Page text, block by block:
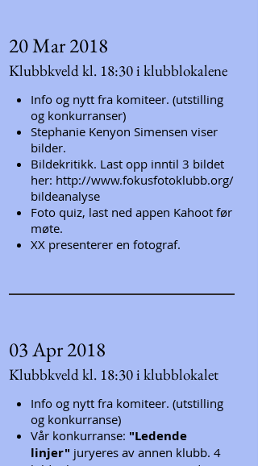
20 Mar 2018
Klubbkveld kl. 18:30 i klubblokalene
Info og nytt fra komiteer. (utstilling
og konkurranser)
Stephanie Kenyon Simensen viser
bilder.
Bildekritikk. Last opp inntil 3 bildet
her: http://www.fokusfotoklubb.org/
bildeanalyse
Foto quiz, last ned appen Kahoot før
møte.
XX presenterer en fotograf.
03 Apr 2018
Klubbkveld kl. 18:30 i klubblokalet
Info og nytt fra komiteer. (utstilling
og konkurranse)
Vår konkurranse: "Ledende
linjer" juryeres av annen klubb. 4